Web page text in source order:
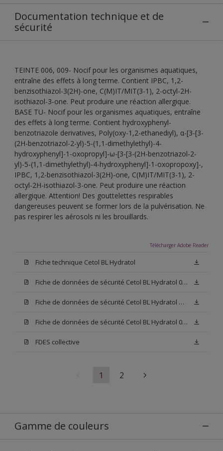
Documentation technique et de
sécurité
TEINTE 006, 009- Nocif pour les organismes aquatiques,
entraîne des effets à long terme. Contient IPBC, 1,2-
benzisothiazol-3(2H)-one, C(M)IT/MIT(3-1), 2-octyl-2H-
isothiazol-3-one. Peut produire une réaction allergique.
BASE TU- Nocif pour les organismes aquatiques, entraîne
des effets à long terme. Contient hydroxyphenyl-
benzotriazole derivatives, Poly(oxy-1,2-ethanediyl), α-[3-[3-
(2H-benzotriazol-2-yl)-5-(1,1-dimethylethyl)-4-
hydroxyphenyl]-1-oxopropyl]-ω-[3-[3-(2H-benzotriazol-2-
yl)-5-(1,1-dimethylethyl)-4-hydroxyphenyl]-1-oxopropoxy]-,
IPBC, 1,2-benzisothiazol-3(2H)-one, C(M)IT/MIT(3-1), 2-
octyl-2H-isothiazol-3-one. Peut produire une réaction
allergique. Attention! Des gouttelettes respirables
dangereuses peuvent se former lors de la pulvérisation. Ne
pas respirer les aérosols ni les brouillards.
Télécharger Adobe Reader
Fiche technique Cetol BL Hydratol
Fiche de données de sécurité Cetol BL Hydratol 006
Fiche de données de sécurité Cetol BL Hydratol Base TU
Fiche de données de sécurité Cetol BL Hydratol 009
FDES collective
1 2
Gamme de couleurs